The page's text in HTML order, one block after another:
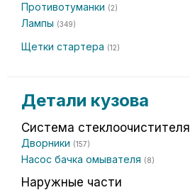
Противотуманки (2)
Лампы (349)
Щетки стартера (12)
Детали кузова
Система стеклоочистителя
Дворники (157)
Насос бачка омывателя (8)
Наружные части